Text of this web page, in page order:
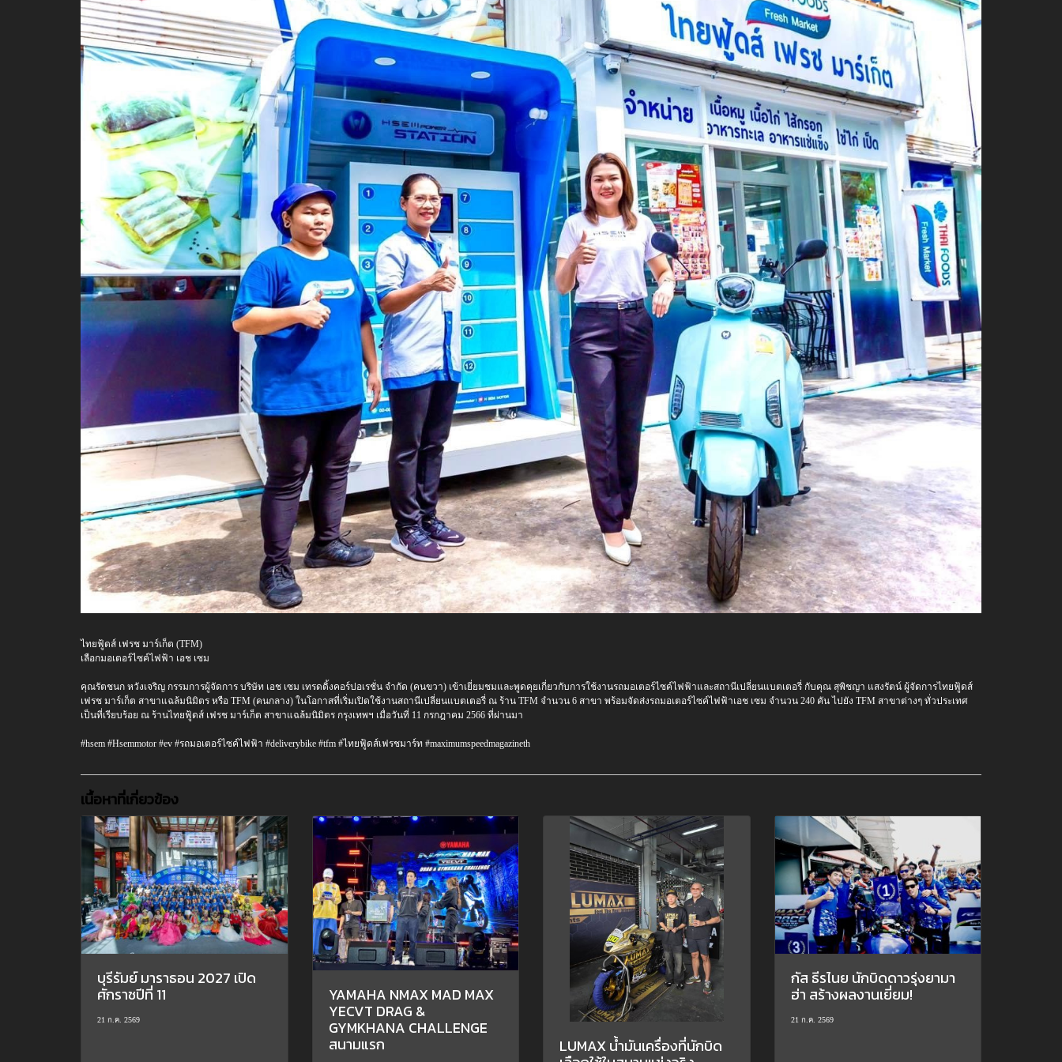
ไทยฟู้ดส์ เฟรช มาร์เก็ต (TFM)
เลือกมอเตอร์ไซค์ไฟฟ้า เอช เซม
คุณรัตชนก หวังเจริญ กรรมการผู้จัดการ บริษัท เอช เซม เทรดดิ้งคอร์ปอเรชั่น จำกัด (คนขวา) เข้าเยี่ยมชมและพูดคุยเกี่ยวกับการใช้งานรถมอเตอร์ไซค์ไฟฟ้าและสถานีเปลี่ยนแบตเตอรี่ กับคุณ สุพิชญา แสงรัตน์ ผู้จัดการไทยฟู้ดส์
เฟรช มาร์เก็ต สาขาแฉล้มนิมิตร หรือ TFM (คนกลาง) ในโอกาสที่เริ่มเปิดใช้งานสถานีเปลี่ยนแบตเตอรี่ ณ ร้าน TFM จำนวน 6 สาขา พร้อมจัดส่งรถมอเตอร์ไซค์ไฟฟ้าเอช เซม จำนวน 240 คัน ไปยัง TFM สาขาต่างๆ ทั่วประเทศ
เป็นที่เรียบร้อย ณ ร้านไทยฟู้ดส์ เฟรช มาร์เก็ต สาขาแฉล้มนิมิตร กรุงเทพฯ เมื่อวันที่ 11 กรกฎาคม 2566 ที่ผ่านมา
#hsem #Hsemmotor #ev #รถมอเตอร์ไซค์ไฟฟ้า #deliverybike #tfm #ไทยฟู้ดส์เฟรชมาร์ท #maximumspeedmagazineth
เนื้อหาที่เกี่ยวข้อง
บุรีรัมย์ มาราธอน 2027 เปิด
ศักราชปีที่ 11
21 ก.ค. 2569
YAMAHA NMAX MAD MAX
YECVT DRAG &
GYMKHANA CHALLENGE
สนามแรก LUMAX น้ำมันเครื่องที่นักบิด
กัส ธีรไนย นักบิดดาวรุ่งยามา
ฮ่า สร้างผลงานเยี่ยม!
21 ก.ค. 2569